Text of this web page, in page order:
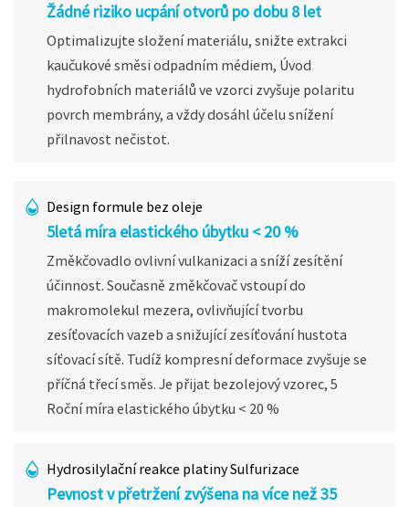
Žádné riziko ucpání otvorů po dobu 8 let
Optimalizujte složení materiálu, snižte extrakci
kaučukové směsi odpadním médiem, Úvod
hydrofobních materiálů ve vzorci zvyšuje polaritu
povrch membrány, a vždy dosáhl účelu snížení
přilnavost nečistot.
Design formule bez oleje
5letá míra elastického úbytku < 20 %
Změkčovadlo ovlivní vulkanizaci a sníží zesítění
účinnost. Současně změkčovač vstoupí do
makromolekul mezera, ovlivňující tvorbu
zesíťovacích vazeb a snižující zesíťování hustota
síťovací sítě. Tudíž kompresní deformace zvyšuje se
příčná třecí směs. Je přijat bezolejový vzorec, 5
Roční míra elastického úbytku < 20 %
Hydrosilylační reakce platiny Sulfurizace
Pevnost v přetržení zvýšena na více než 35